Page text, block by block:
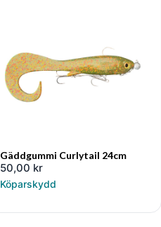
Gäddgummi Curlytail 24cm
50,00 kr
Köparskydd